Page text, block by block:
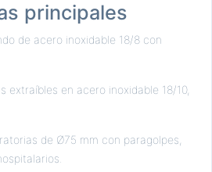
principales
de acero inoxidable 18/8 con
extraíbles en acero inoxidable 18/10,
de Ø75 mm con paragolpes,